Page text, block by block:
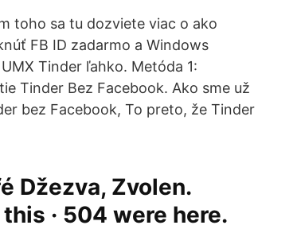
toho sa tu dozviete viac o ako
FB ID zadarmo a Windows
Tinder ľahko. Metóda 1:
Tinder Bez Facebook. Ako sme už
bez Facebook, To preto, že Tinder
Džezva, Zvolen.
· 504 were here.